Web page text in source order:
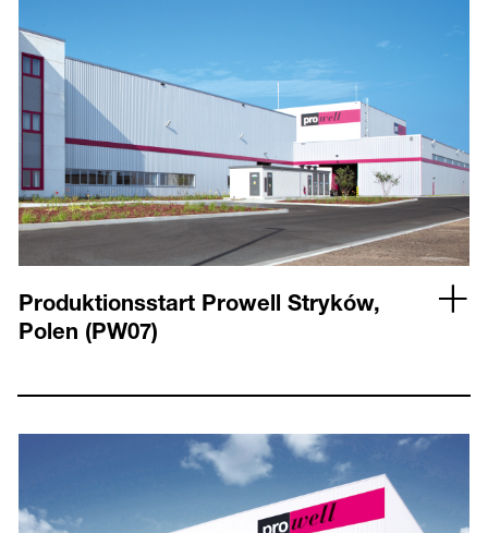
Produktionsstart Prowell Stryków,
Polen (PW07)